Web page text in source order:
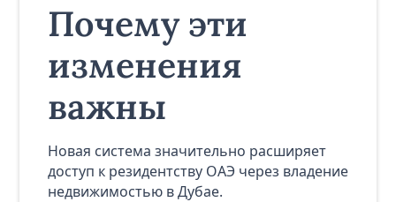
Почему эти
изменения
важны
Новая система значительно расширяет
доступ к резидентству ОАЭ через владение
недвижимостью в Дубае.